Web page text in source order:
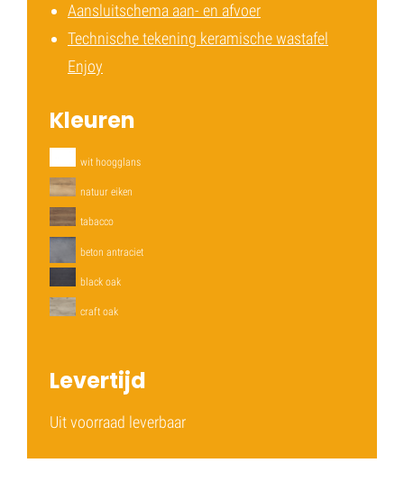
Aansluitschema aan- en afvoer
Technische tekening keramische wastafel
Enjoy
Kleuren
wit hoogglans
natuur eiken
tabacco
beton antraciet
black oak
craft oak
Levertijd
Uit voorraad leverbaar